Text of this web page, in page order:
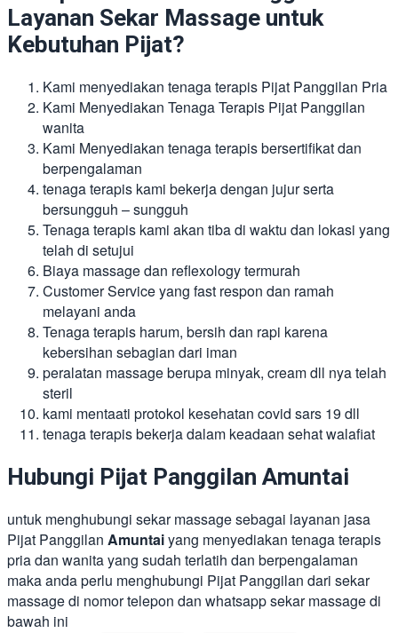
Layanan Sekar Massage untuk
Kebutuhan Pijat?
Kami menyediakan tenaga terapis Pijat Panggilan Pria
Kami Menyediakan Tenaga Terapis Pijat Panggilan
wanita
Kami Menyediakan tenaga terapis bersertifikat dan
berpengalaman
tenaga terapis kami bekerja dengan jujur serta
bersungguh – sungguh
Tenaga terapis kami akan tiba di waktu dan lokasi yang
telah di setujui
Biaya massage dan reflexology termurah
Customer Service yang fast respon dan ramah
melayani anda
Tenaga terapis harum, bersih dan rapi karena
kebersihan sebagian dari iman
peralatan massage berupa minyak, cream dll nya telah
steril
kami mentaati protokol kesehatan covid sars 19 dll
tenaga terapis bekerja dalam keadaan sehat walafiat
Hubungi Pijat Panggilan Amuntai
untuk menghubungi sekar massage sebagai layanan jasa
Pijat Panggilan Amuntaiyang menyediakan tenaga terapis
pria dan wanita yang sudah terlatih dan berpengalaman
maka anda perlu menghubungi Pijat Panggilan dari sekar
massage di nomor telepon dan whatsapp sekar massage di
bawah ini